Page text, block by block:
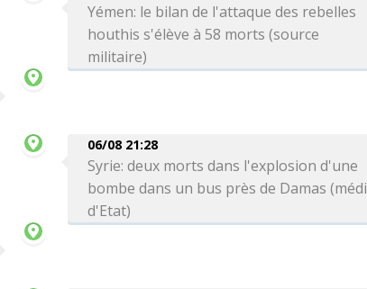
Yémen: le bilan de l'attaque des rebelles
houthis s'élève à 58 morts (source
militaire)
06/08 21:28
Syrie: deux morts dans l'explosion d'une
bombe dans un bus près de Damas
d'Etat)